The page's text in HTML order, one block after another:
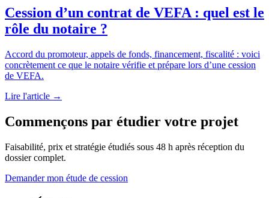
Cession d’un contrat de VEFA : quel est le
rôle du notaire ?
Accord du promoteur, appels de fonds, financement, fiscalité : voici
concrètement ce que le notaire vérifie et prépare lors d’une cession
de VEFA.
Lire l'article →
Commençons par étudier votre projet
Faisabilité, prix et stratégie étudiés sous 48 h après réception du
dossier complet.
Demander mon étude de cession